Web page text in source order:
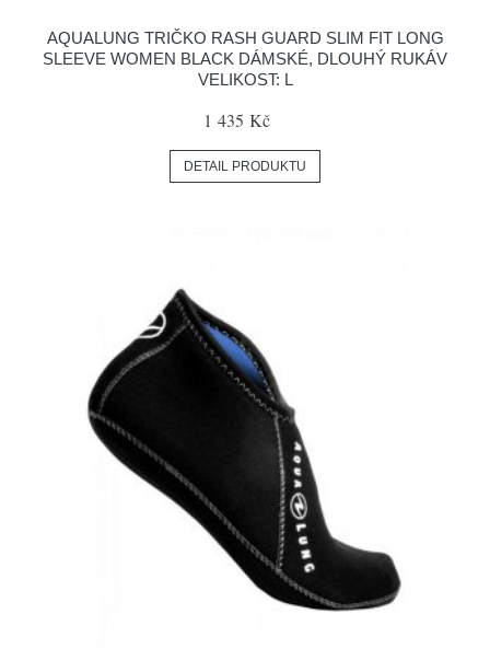
AQUALUNG TRIČKO RASH GUARD SLIM FIT LONG
SLEEVE WOMEN BLACK DÁMSKÉ, DLOUHÝ RUKÁV
VELIKOST: L
1 435 Kč
DETAIL PRODUKTU